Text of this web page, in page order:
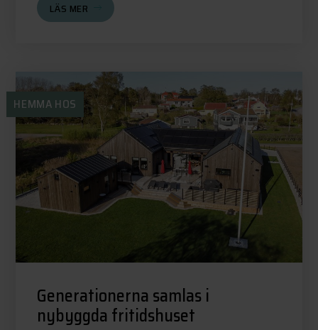
LÄS MER
HEMMA HOS
Generationerna samlas i
nybyggda fritidshuset